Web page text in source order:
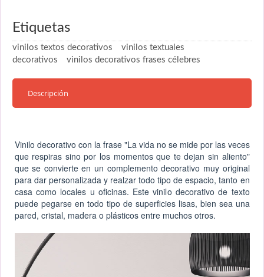
Etiquetas
vinilos textos decorativos
vinilos textuales
decorativos
vinilos decorativos frases célebres
Descripción
Vinilo decorativo con la frase "La vida no se mide por las veces
que respiras sino por los momentos que te dejan sin aliento"
que se convierte en un complemento decorativo muy original
para dar personalizada y realzar todo tipo de espacio, tanto en
casa como locales u oficinas. Este vinilo decorativo de texto
puede pegarse en todo tipo de superficies lisas, bien sea una
pared, cristal, madera o plásticos entre muchos otros.